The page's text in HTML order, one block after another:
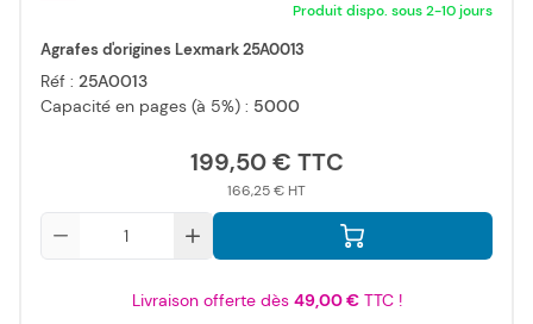
Produit dispo. sous 2-10 jours
Agrafes d'origines Lexmark 25A0013
Réf : 25A0013
Capacité en pages (à 5%) : 5000
199,50 €
166,25 €
Livraison offerte dès 49,00 €TTC !